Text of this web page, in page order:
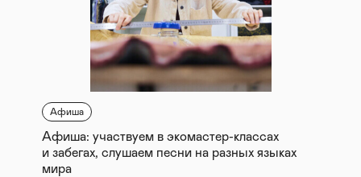
Афиша
Афиша: участвуем в экомастер-классах
и забегах, слушаем песни на разных языках
мира